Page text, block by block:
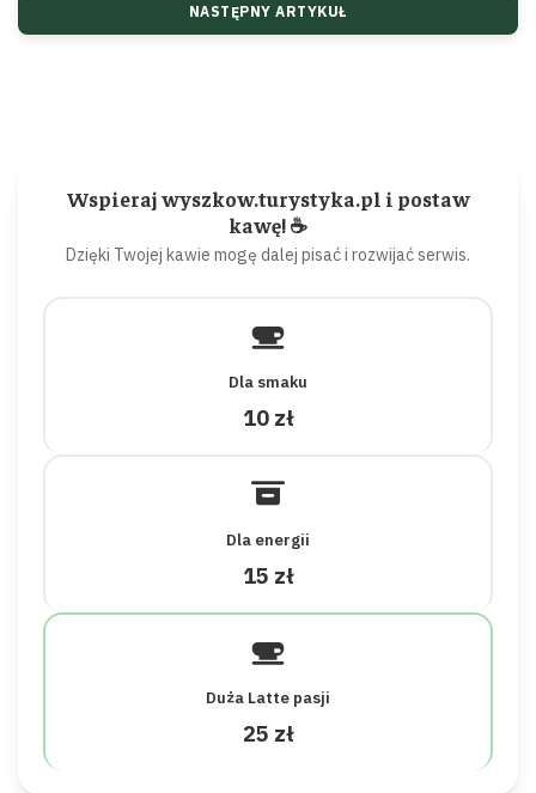
NASTĘPNY ARTYKUŁ
Wspieraj wyszkow.turystyka.pl i postaw
kawę! ☕
Dzięki Twojej kawie mogę dalej pisać i rozwijać serwis.
Dla smaku
10 zł
Dla energii
15 zł
Duża Latte pasji
25 zł